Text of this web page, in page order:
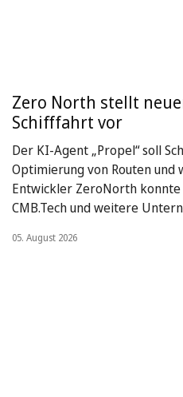
Zero North stellt
Schifffahrt vor
Der KI-Agent „Propel“ soll
Optimierung von Routen und
Entwickler ZeroNorth
CMB.Tech und weitere
05. August 2026